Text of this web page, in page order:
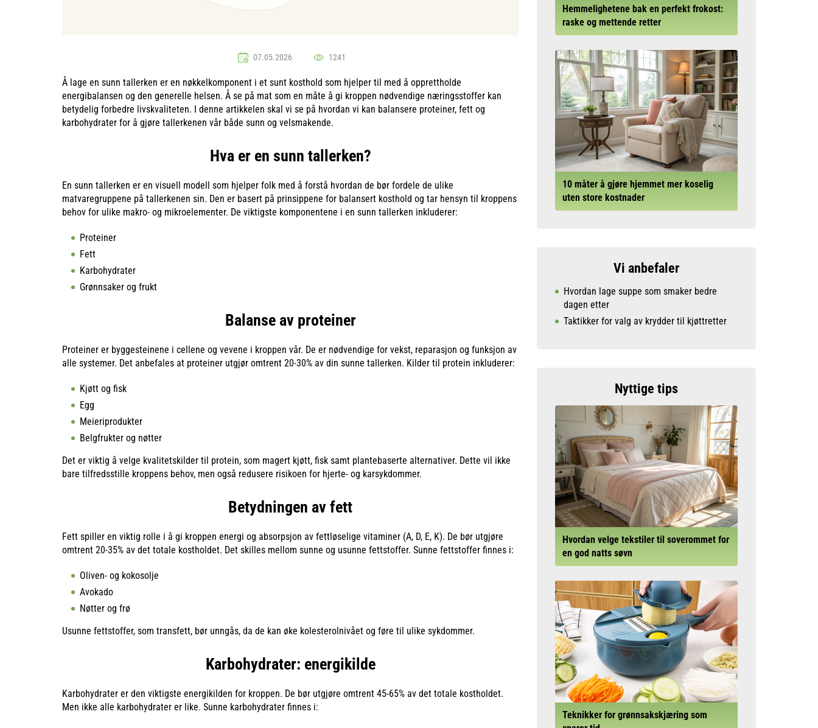
07.05.2026 1241
Å lage en sunn tallerken er en nøkkelkomponent i et sunt kosthold som hjelper til med å opprettholde
energibalansen og den generelle helsen. Å se på mat som en måte å gi kroppen nødvendige næringsstoffer kan
betydelig forbedre livskvaliteten. I denne artikkelen skal vi se på hvordan vi kan balansere proteiner, fett og
karbohydrater for å gjøre tallerkenen vår både sunn og velsmakende.
Hva er en sunn tallerken?
En sunn tallerken er en visuell modell som hjelper folk med å forstå hvordan de bør fordele de ulike
matvaregruppene på tallerkenen sin. Den er basert på prinsippene for balansert kosthold og tar hensyn til kroppens
behov for ulike makro- og mikroelementer. De viktigste komponentene i en sunn tallerken inkluderer:
Proteiner
Fett
Karbohydrater
Grønnsaker og frukt
Balanse av proteiner
Proteiner er byggesteinene i cellene og vevene i kroppen vår. De er nødvendige for vekst, reparasjon og funksjon av
alle systemer. Det anbefales at proteiner utgjør omtrent 20-30% av din sunne tallerken. Kilder til protein inkluderer:
Kjøtt og fisk
Egg
Meieriprodukter
Belgfrukter og nøtter
Det er viktig å velge kvalitetskilder til protein, som magert kjøtt, fisk samt plantebaserte alternativer. Dette vil ikke
bare tilfredsstille kroppens behov, men også redusere risikoen for hjerte- og karsykdommer.
Betydningen av fett
Fett spiller en viktig rolle i å gi kroppen energi og absorpsjon av fettløselige vitaminer (A, D, E, K). De bør utgjøre
omtrent 20-35% av det totale kostholdet. Det skilles mellom sunne og usunne fettstoffer. Sunne fettstoffer finnes i:
Oliven- og kokosolje
Avokado
Nøtter og frø
Usunne fettstoffer, som transfett, bør unngås, da de kan øke kolesterolnivået og føre til ulike sykdommer.
Karbohydrater: energikilde
Karbohydrater er den viktigste energikilden for kroppen. De bør utgjøre omtrent 45-65% av det totale kostholdet.
Men ikke alle karbohydrater er like. Sunne karbohydrater finnes i:
Hemmelighetene bak en perfekt frokost:
raske og mettende retter
10 måter å gjøre hjemmet mer koselig
uten store kostnader
Vi anbefaler
Hvordan lage suppe som smaker bedre
dagen etter
Taktikker for valg av krydder til kjøttretter
Nyttige tips
Hvordan velge tekstiler til soverommet for
en god natts søvn
Teknikker for grønnsakskjæring som